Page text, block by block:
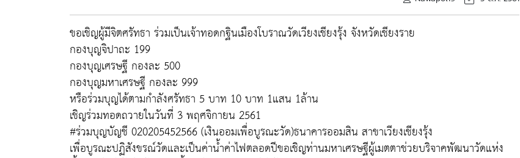
ขอเชิญผู้มีจิตศรัทธา ร่วมเป็นเจ้าทอดกฐินเมืองโบราณวัดเวียงเชียงรุ้ง จังหวัดเชียงราย
กองบุญจิปาถะ 199
กองบุญเศรษฐี กองละ 500
กองบุญมหาเศรษฐี กองละ 999
หรือร่วมบุญได้ตามกำลังศรัทธา 5 บาท 10 บาท 1แสน 1ล้าน
เชิญร่วมทอดถวายในวันที่ 3 พฤศจิกายน 2561
#ร่วมบุญบัญชี 020205452566 (เงินออมเพื่อบูรณะวัด)ธนาคารออมสิน สาขาเวียงเชียงรุ้ง
เพื่อบูรณะปฏิสังขรณ์วัดและเป็นค่าน้ำค่าไฟตลอดปีขอเชิญท่านมหาเศรษฐีผู้เมตตาช่วยบริจาคพัฒนาวัดแห่ง